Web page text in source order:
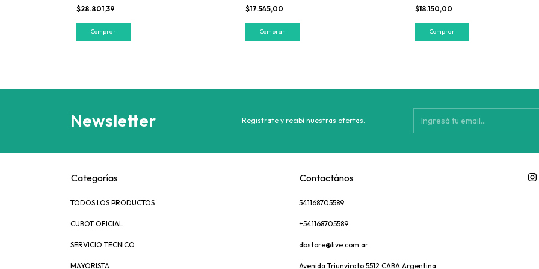
$28.801,39
$17.545,00
$18.150,00
Newsletter Registrate y recibí nuestras ofertas.
Categorías
TODOS LOS PRODUCTOS
CUBOT OFICIAL
SERVICIO TECNICO
MAYORISTA
Contactános
541168705589
+541168705589
dbstore@live.com.ar
Avenida Triunvirato 5512 CABA Argentina